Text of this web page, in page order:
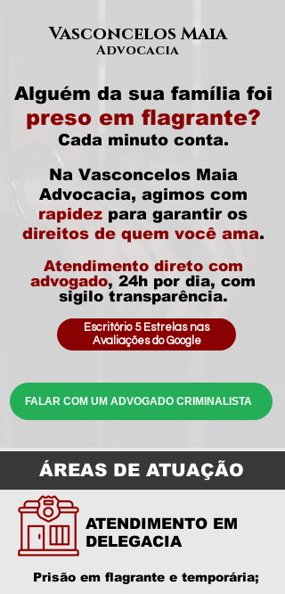
Vasconcelos Maia
Advocacia
Alguém da sua família foi
preso em flagrante?
Cada minuto conta.
Na Vasconcelos Maia
Advocacia, agimos com
rapidez para garantir os
direitos de quem você ama.
Atendimento direto com
advogado, 24h por dia, com
sigilo transparência.
Escritório 5 Estrelas nas
Avaliações do Google
FALAR COM UM ADVOGADO CRIMINALISTA
ÁREAS DE ATUAÇÃO
ATENDIMENTO EM
DELEGACIA
Prisão em flagrante e temporária;